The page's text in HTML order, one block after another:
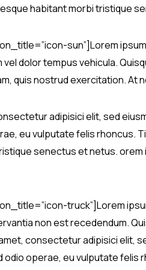
habitant morbi tristique
sun”]Lorem
dolor tempus vehicula.
quis nostrud exercitation.
adipisici elit, sed
eu vulputate felis rhoncus.
senectus et netus. orem
truck”]Lorem
non est recedendum.
consectetur adipisici elit,
odio operae, eu vulputate